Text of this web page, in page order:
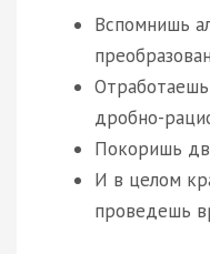
Вспомнишь
дробно-
Покоришь
И в целом
проведешь